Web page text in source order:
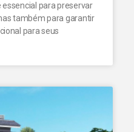
para preservar
também para garantir
para seus